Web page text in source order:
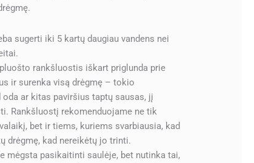
sugerti iki 5 kartų daugiau vandens nei
rankšluostis iškart priglunda prie
ir surenka visą drėgmę – tokio
ar kitas paviršius taptų sausas, jį
Rankšluostį rekomenduojame ne tik
bet ir tiems, kuriems svarbiausia, kad
drėgmę, kad nereikėtų jo trinti.
mėgsta pasikaitinti saulėje, bet nutinka tai,